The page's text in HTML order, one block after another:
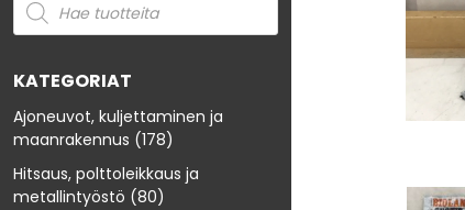
KATEGORIAT
Ajoneuvot, kuljettaminen ja
maanrakennus (178)
Hitsaus, polttoleikkaus ja
metallintyöstö (80)